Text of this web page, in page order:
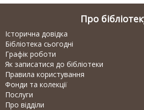
Про
Історична довідка
Бібліотека сьогодні
Графік роботи
Як записатися до бібліотеки
Правила користування
Фонди та колекції
Послуги
Про відділи